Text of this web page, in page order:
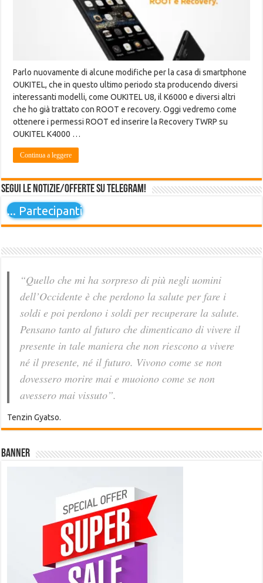
Parlo nuovamente di alcune modifiche per la casa di smartphone
OUKITEL, che in questo ultimo periodo sta producendo diversi
interessanti modelli, come OUKITEL U8, il K6000 e diversi altri
che ho già trattato con ROOT e recovery. Oggi vedremo come
ottenere i permessi ROOT ed inserire la Recovery TWRP su
OUKITEL K4000 …
Continua a leggere
Segui le notizie/offerte su Telegram!
... Partecipanti
“Quello che mi ha sorpreso di più negli uomini
dell’Occidente è che perdono la salute per fare i
soldi e poi perdono i soldi per recuperare la salute.
Pensano tanto al futuro che dimenticano di vivere il
presente in tale maniera che non riescono a vivere
né il presente, né il futuro. Vivono come se non
dovessero morire mai e muoiono come se non
avessero mai vissuto”.
Tenzin Gyatso.
Banner